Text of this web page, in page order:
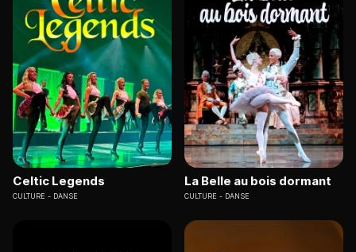
Celtic Legends
CULTURE DANSE
La Belle au bois dormant
CULTURE DANSE